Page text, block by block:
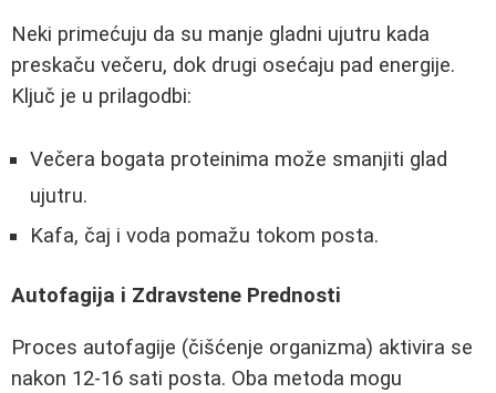
Neki primećuju da su manje gladni ujutru kada
preskaču večeru, dok drugi osećaju pad energije.
Ključ je u prilagodbi:
Večera bogata proteinima može smanjiti glad
ujutru.
Kafa, čaj i voda pomažu tokom posta.
Autofagija i Zdravstene Prednosti
Proces autofagije (čišćenje organizma) aktivira se
nakon 12-16 sati posta. Oba metoda mogu